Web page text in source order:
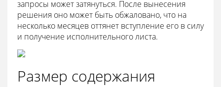
запросы может затянуться. После вынесения
решения оно может быть обжаловано, что на
несколько месяцев оттянет вступление его в силу
и получение исполнительного листа.
Размер содержания